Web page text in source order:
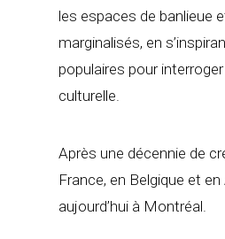
les espaces de banlieue
marginalisés, en
populaires pour
culturelle.
Après une décennie de
France, en Belgique et
aujourd’hui à Montréal.